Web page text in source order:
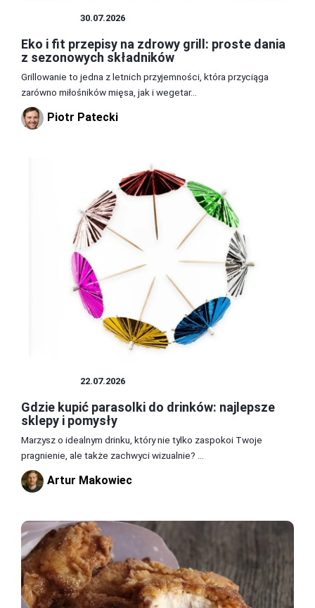
30.07.2026
Eko i fit przepisy na zdrowy grill: proste dania
z sezonowych składników
Grillowanie to jedna z letnich przyjemności, która przyciąga
zarówno miłośników mięsa, jak i wegetar...
Piotr Patecki
22.07.2026
Gdzie kupić parasolki do drinków: najlepsze
sklepy i pomysły
Marzysz o idealnym drinku, który nie tylko zaspokoi Twoje
pragnienie, ale także zachwyci wizualnie? ...
Artur Makowiec